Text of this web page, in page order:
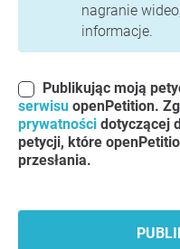
nagranie
informacje.
Publikując moją
serwisu openPetition.
prywatności dotyczącej
petycji, które
przesłania.